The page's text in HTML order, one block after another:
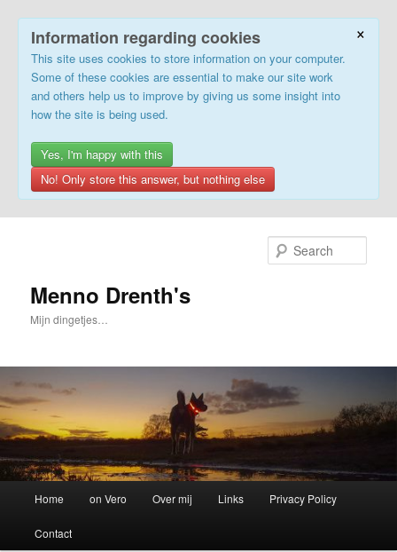
×
Information regarding cookies
This site uses cookies to store information on your computer.
Some of these cookies are essential to make our site work
and others help us to improve by giving us some insight into
how the site is being used.
Yes, I'm happy with this
No! Only store this answer, but nothing else
Menno Drenth's
Mijn dingetjes…
Home on Vero Over mij Links Privacy Policy
Contact